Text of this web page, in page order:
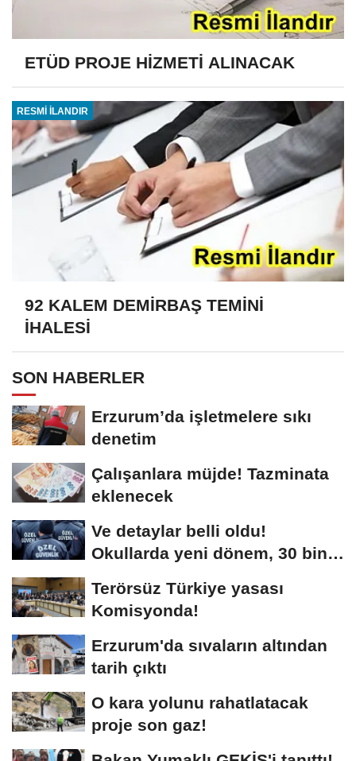
ETÜD PROJE HİZMETİ ALINACAK
RESMİ İLANDIR
92 KALEM DEMİRBAŞ TEMİNİ
İHALESİ
SON HABERLER
Erzurum’da işletmelere sıkı
denetim
Çalışanlara müjde! Tazminata
eklenecek
Ve detaylar belli oldu!
Okullarda yeni dönem, 30 bin
Terörsüz Türkiye yasası
Komisyonda!
Erzurum'da sıvaların altından
tarih çıktı
O kara yolunu rahatlatacak
proje son gaz!